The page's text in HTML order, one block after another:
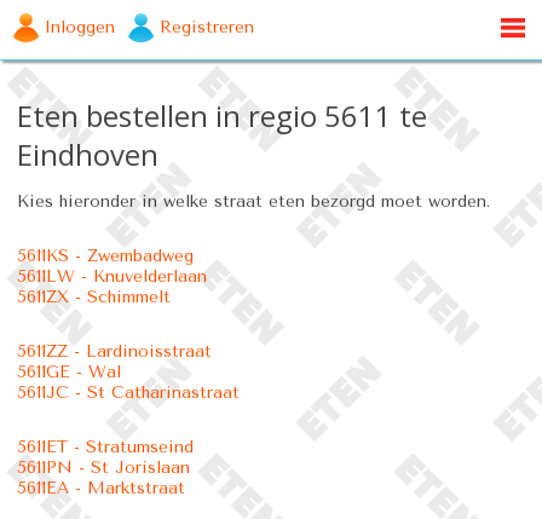
Inloggen Registreren
Eten bestellen in regio 5611 te
Eindhoven
Kies hieronder in welke straat eten bezorgd moet worden.
5611KS - Zwembadweg
5611LW - Knuvelderlaan
5611ZX - Schimmelt
5611ZZ - Lardinoisstraat
5611GE - Wal
5611JC - St Catharinastraat
5611ET - Stratumseind
5611PN - St Jorislaan
5611EA - Marktstraat